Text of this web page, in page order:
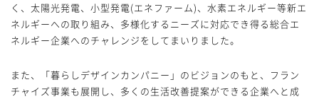
く、太陽光発電、小型発電(エネファーム)、水素エネルギー等新エ
ネルギーへの取り組み、多様化するニーズに対応でき得る総合エ
ネルギー企業へのチャレンジをしてまいりました。
また、「暮らしデザインカンパニー」のビジョンのもと、フラン
チャイズ事業も展開し、多くの生活改善提案ができる企業へと成